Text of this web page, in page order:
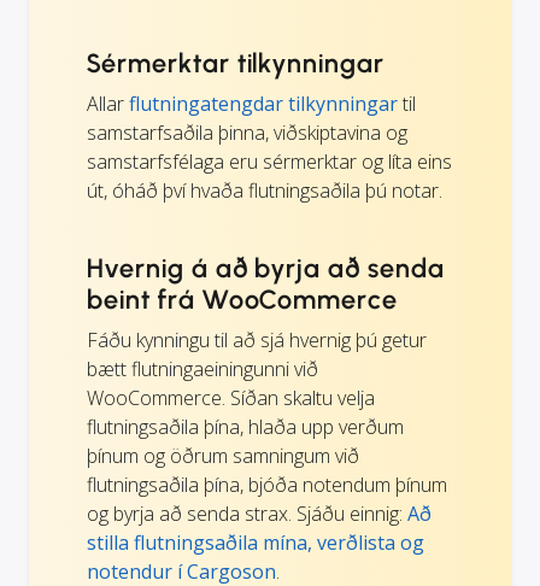
Sérmerktar tilkynningar
Allarflutningatengdar tilkynningartil
samstarfsaðila þinna, viðskiptavina og
samstarfsfélaga eru sérmerktar og líta eins
út, óháð því hvaða flutningsaðila þú notar.
Hvernig á að byrja að senda
beint frá WooCommerce
Fáðu kynningu til að sjá hvernig þú getur
bætt flutningaeiningunni við
WooCommerce. Síðan skaltu velja
flutningsaðila þína, hlaða upp verðum
þínum og öðrum samningum við
flutningsaðila þína, bjóða notendum þínum
og byrja að senda strax. Sjáðu einnig: Að
stilla flutningsaðila mína, verðlista og
notendur í Cargoson.